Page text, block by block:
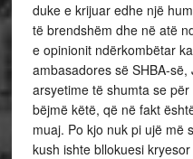
duke e krijuar edhe një
të brendshëm dhe në atë
e opinionit ndërkombëtar
ambasadores së SHBA-
arsyetime të shumta se
bëjmë këtë, që në fakt
muaj. Po kjo nuk pi ujë më
kush ishte bllokuesi